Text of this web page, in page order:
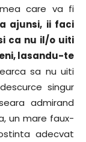
care va fi
ajunsi, ii faci
ca nu il/o uiti
lasandu-te
sa nu uiti
singur
admirand
un mare faux-
adecvat